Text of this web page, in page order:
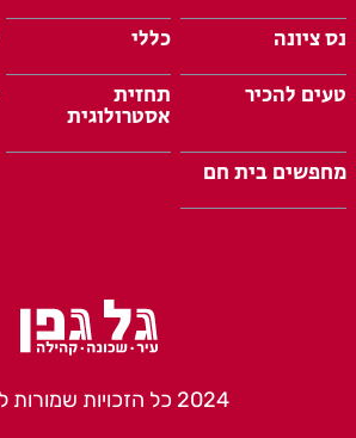
נס ציונה
כללי
טעים להכיר
תחזית
אסטרולוגית
מחפשים בית חם
2024 כל הזכויות שמורות לגל גפן